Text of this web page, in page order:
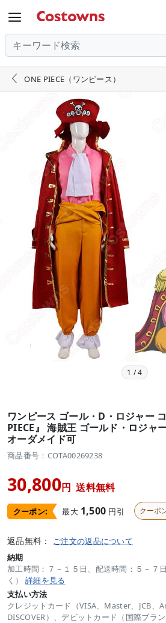

 ONE PIECE（ワンピース）
1 /4
ワンピース ゴール・D・ロジャー
PIECE』 海賊王 ゴールド・ロジャ
オーダメイド可
商品番号：COTA00269238
30,800円 送料無料
クーポン: 最大 1,500 円引 クーポ
返品無料： ご注文の返品について
納期
加工時間：７－１５日、配送時間：５－７
く） 詳細を見る
支払い方法
クレジットカード（VISA、Master、JCB、
DISCOVER）、デビットカード（国際ブラ